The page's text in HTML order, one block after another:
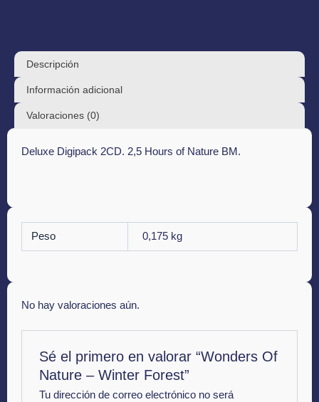
Descripción
Información adicional
Valoraciones (0)
Deluxe Digipack 2CD. 2,5 Hours of Nature BM.
Peso 0,175 kg
No hay valoraciones aún.
Sé el primero en valorar “Wonders Of
Nature – Winter Forest”
Tu dirección de correo electrónico no será